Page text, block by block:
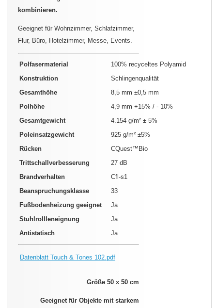
kombinieren.
Geeignet für Wohnzimmer, Schlafzimmer,
Flur, Büro, Hotelzimmer, Messe, Events.
Polfasermaterial
100% recyceltes Polyamid
Konstruktion
Schlingenqualität
Gesamthöhe
8,5 mm ±0,5 mm
Polhöhe
4,9 mm +15% / - 10%
Gesamtgewicht
4.154 g/m² ± 5%
Poleinsatzgewicht
925 g/m² ±5%
Rücken
CQuest™Bio
Trittschallverbesserung
27 dB
Brandverhalten
Cfl-s1
Beanspruchungsklasse
33
Fußbodenheizung geeignet
Ja
Stuhlrollleneignung
Ja
Antistatisch
Ja
Datenblatt Touch & Tones 102.pdf
Größe 50 x 50 cm
Geeignet für Objekte mit starkem